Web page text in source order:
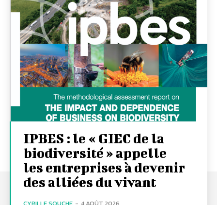
IPBES : le « GIEC de la
biodiversité » appelle
les entreprises à devenir
des alliées du vivant